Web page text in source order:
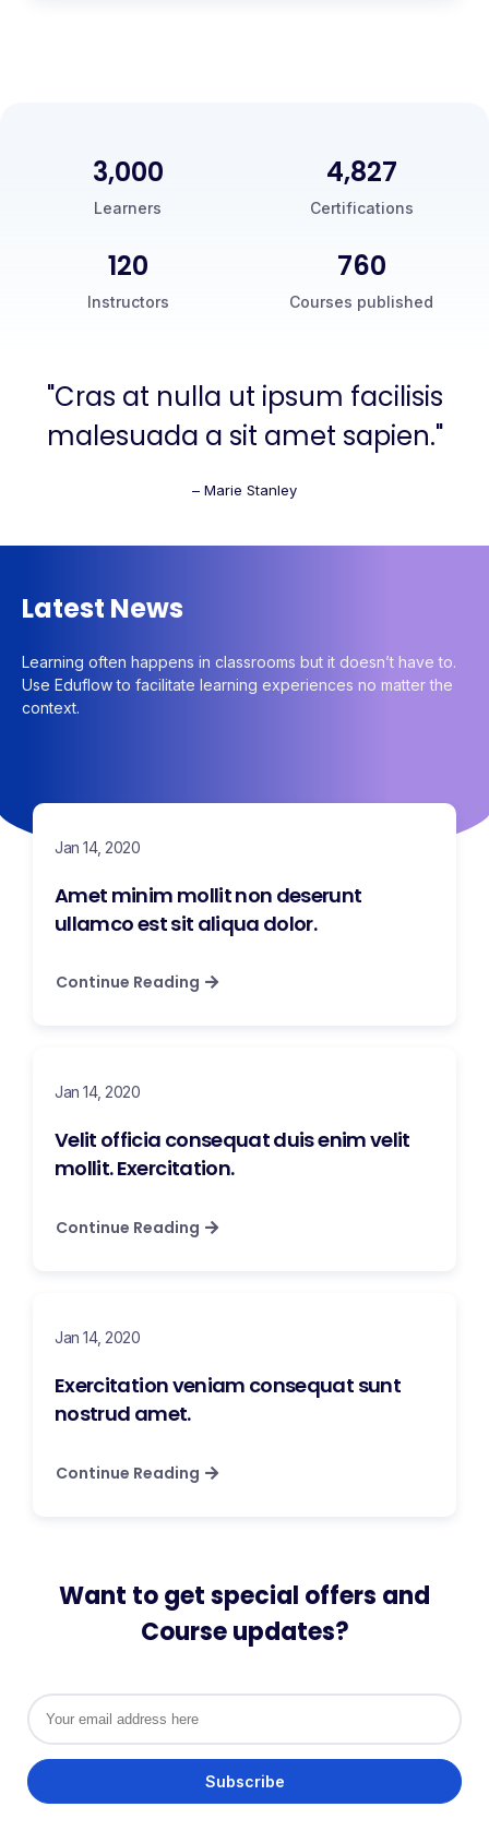
3,000
Learners
5,000
Certifications
120
Instructors
760
Courses published
"Cras at nulla ut ipsum facilisis
malesuada a sit amet sapien."
– Marie Stanley
Latest News
Learning often happens in classrooms but it doesn’t have to.
Use Eduflow to facilitate learning experiences no matter the
context.
Jan 14, 2020
Amet minim mollit non deserunt
ullamco est sit aliqua dolor.
Continue Reading
Jan 14, 2020
Velit officia consequat duis enim velit
mollit. Exercitation.
Continue Reading
Jan 14, 2020
Exercitation veniam consequat sunt
nostrud amet.
Continue Reading
Want to get special offers and
Course updates?